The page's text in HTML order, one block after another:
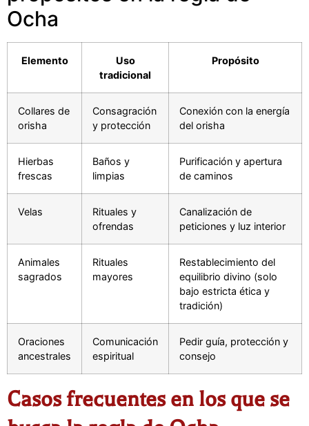
Ocha
Elemento
Uso
tradicional
Propósito
Collares de
orisha
Consagración
y protección
Conexión con la energía
del orisha
Hierbas
frescas
Baños y
limpias
Purificación y apertura
de caminos
Velas
Rituales y
ofrendas
Canalización de
peticiones y luz interior
Animales
sagrados
Rituales
mayores
Restablecimiento del
equilibrio divino (solo
bajo estricta ética y
tradición)
Oraciones
ancestrales
Comunicación
espiritual
Pedir guía, protección y
consejo
Casos frecuentes en los que se